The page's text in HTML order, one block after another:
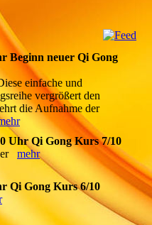
Beginn neuer Qi Gong
einfache und
vergrößert den
die Aufnahme der
Uhr Qi Gong Kurs 7/10
mehr
Qi Gong Kurs 6/10